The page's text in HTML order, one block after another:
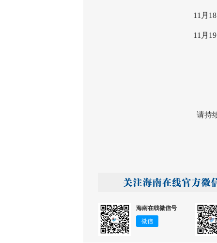
11月18
11月19
请持续
海南在线微信号
微信